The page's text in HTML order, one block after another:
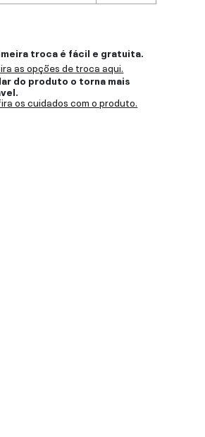
troca é fácil e gratuita.
as opções de troca aqui.
do produto o torna mais
os cuidados com o produto.